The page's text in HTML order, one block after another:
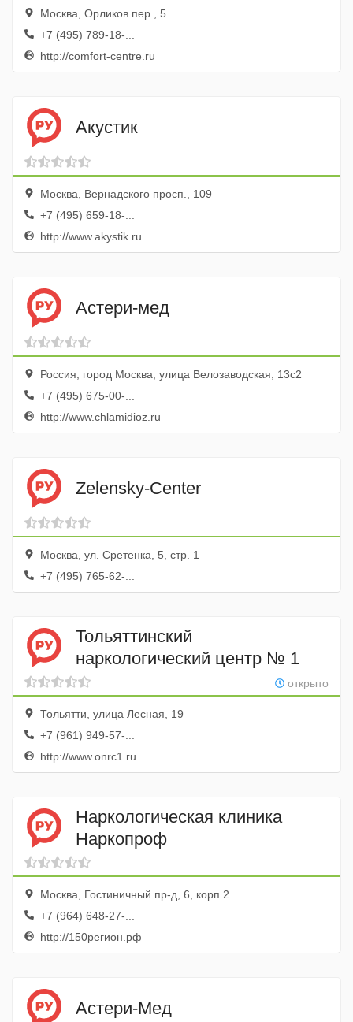
Москва, Орликов пер., 5
+7 (495) 789-18-...
http://comfort-centre.ru
Акустик
Москва, Вернадского просп., 109
+7 (495) 659-18-...
http://www.akystik.ru
Астери-мед
Россия, город Москва, улица Велозаводская, 13с2
+7 (495) 675-00-...
http://www.chlamidioz.ru
Zelensky-Center
Москва, ул. Сретенка, 5, стр. 1
+7 (495) 765-62-...
Тольяттинский
наркологический центр № 1
открыто
Тольятти, улица Лесная, 19
+7 (961) 949-57-...
http://www.onrc1.ru
Наркологическая клиника
Наркопроф
Москва, Гостиничный пр-д, 6, корп.2
+7 (964) 648-27-...
http://150регион.рф
Астери-Мед